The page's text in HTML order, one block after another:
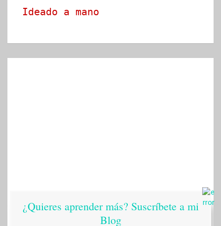
Ideado a mano
¿Quieres aprender más? Suscríbete a mi
Blog